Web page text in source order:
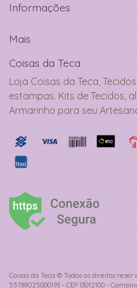
Informações
Mais
Coisas da Teca
Loja Coisas da Teca,
estampas. Kits de Tecidos,
Armarinho para seu
Coisas da Teca © Todos os direitos
55788025000193 - CEP 13012100 -